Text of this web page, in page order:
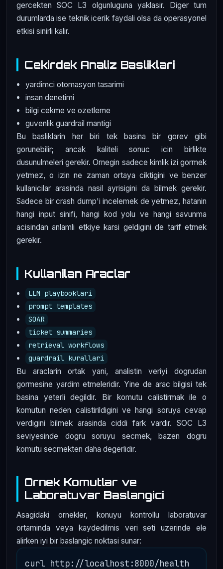
gercekten SOC L3 olgunluguna yaklasir. Diger tum
durumlarda ise teknik icerik faydali olsa da operasyonel
etkisi sinirli kalir.
Cekirdek Analiz Basliklari
yardimci otomasyon tasarimi
insan denetimi
bilgi cekme ve ozetleme
guvenlik guardrail mantigi
Bu basliklarin her biri tek basina bir gorev gibi
gorunebilir; ancak kaliteli sonuc icin birlikte
dusunulmeleri gerekir. Ornegin sadece kimlik izi gormek
yetmez, o izin ne zaman ortaya ciktigini ve benzer
kullanicilar arasinda nasil ayrisigini da bilmek gerekir.
Sadece bir crash dump'i incelemek de yetmez, hatanin
hangi input sinifi, hangi kod yolu ve hangi savunma
acisindan anlamli etkiye karsi geldigini de tarif etmek
gerekir.
Kullanilan Araclar
LLM playbooklari
prompt templates
SOAR
ticket summaries
retrieval workflows
guardrail kurallari
Bu araclarin ortak yani, analistin veriyi dogrudan
gormesine yardim etmeleridir. Yine de arac bilgisi tek
basina yeterli degildir. Bir komutu calistirmak ile o
komutun neden calistirildigini ve hangi soruya cevap
verdigini bilmek arasinda ciddi fark vardir. SOC L3
seviyesinde dogru soruyu secmek, bazen dogru
komutu secmekten daha degerlidir.
Ornek Komutlar ve
Laboratuvar Baslangici
Asagidaki ornekler, konuyu kontrollu laboratuvar
ortaminda veya kaydedilmis veri seti uzerinde ele
alirken iyi bir baslangic noktasi sunar: